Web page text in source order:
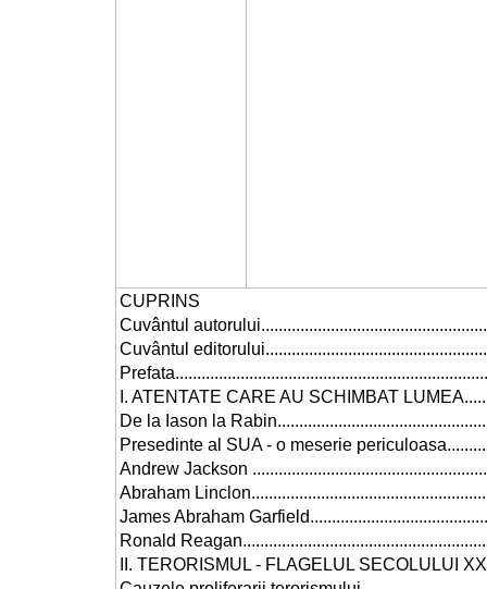
CUPRINS
Cuvântul
Cuvântul
I. ATENTATE CARE AU SCHIMBAT
De la Iason la
Presedinte al SUA - o meserie
Andrew Jackson
Abraham
James Abraham
Ronald
II. TERORISMUL - FLAGELUL SECOLULUI